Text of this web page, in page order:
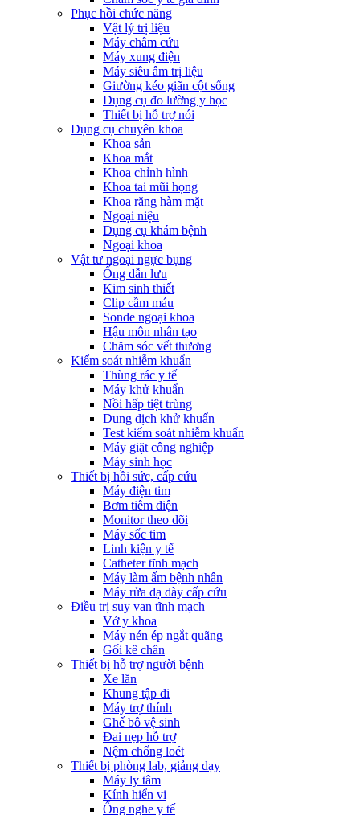
Phục hồi chức năng
Vật lý trị liệu
Máy châm cứu
Máy xung điện
Máy siêu âm trị liệu
Giường kéo giãn cột sống
Dụng cụ đo lường y học
Thiết bị hỗ trợ nói
Dụng cụ chuyên khoa
Khoa sản
Khoa mắt
Khoa chỉnh hình
Khoa tai mũi họng
Khoa răng hàm mặt
Ngoại niệu
Dụng cụ khám bệnh
Ngoại khoa
Vật tư ngoại ngực bụng
Ống dẫn lưu
Kim sinh thiết
Clip cầm máu
Sonde ngoại khoa
Hậu môn nhân tạo
Chăm sóc vết thương
Kiểm soát nhiễm khuẩn
Thùng rác y tế
Máy khử khuẩn
Nồi hấp tiệt trùng
Dung dịch khử khuẩn
Test kiểm soát nhiễm khuẩn
Máy giặt công nghiệp
Máy sinh học
Thiết bị hồi sức, cấp cứu
Máy điện tim
Bơm tiêm điện
Monitor theo dõi
Máy sốc tim
Linh kiện y tế
Catheter tĩnh mạch
Máy làm ấm bệnh nhân
Máy rửa dạ dày cấp cứu
Điều trị suy van tĩnh mạch
Vớ y khoa
Máy nén ép ngắt quãng
Gối kê chân
Thiết bị hỗ trợ người bệnh
Xe lăn
Khung tập đi
Máy trợ thính
Ghế bô vệ sinh
Đai nẹp hỗ trợ
Nệm chống loét
Thiết bị phòng lab, giảng dạy
Máy ly tâm
Kính hiển vi
Ống nghe y tế